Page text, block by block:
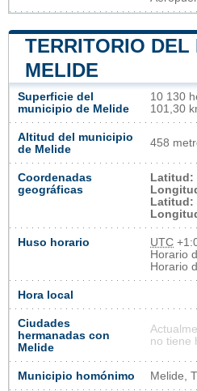
TERRITORIO DEL
MELIDE
Superficie del
municipio de Melide
10 130
101,30
Altitud del municipio
de Melide
458
Coordenadas
geográficas
Latitud:
Latitud:
Huso horario UTC
Horario
Horario
Hora local
Ciudades
hermanadas con
Melide
no tiene
Municipio homónimo Melide,